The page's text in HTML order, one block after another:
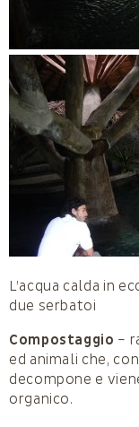
L’acqua calda in
due serbatoi
Compostaggio –
ed animali che,
decompone e
organico.